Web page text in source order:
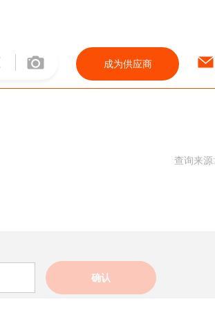
成为供应商
查询来源:
确认